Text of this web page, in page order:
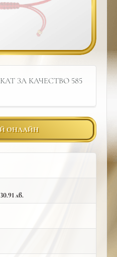
ЗА КАЧЕСТВО 585
ОНЛАЙН
лв.